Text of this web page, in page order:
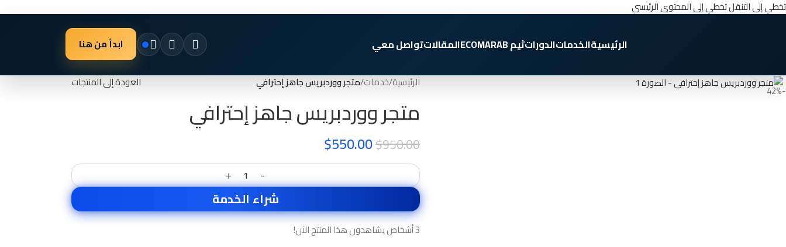
تخطي إلى التنقلتخطي إلى المحتوى الرئيسي
الرئيسيةالخدماتالدوراتثيم ECOMARAB المقالاتتواصل معي ابدأ من هنا
-42%
الرئيسية/خدمات/متجر ووردبريس جاهز إحترافي العودة إلى المنتجات
متجر ووردبريس جاهز إحترافي
$950.00
$550.00
-
+
شراء الخدمة
3أشخاص يشاهدون هذا المنتج الآن!